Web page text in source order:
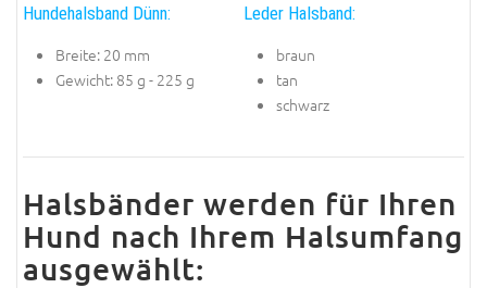
Hundehalsband Dünn:
Breite: 20 mm
Gewicht: 85 g - 225 g
Leder Halsband:
braun
tan
schwarz
Halsbänder werden für Ihren
Hund nach Ihrem Halsumfang
ausgewählt: